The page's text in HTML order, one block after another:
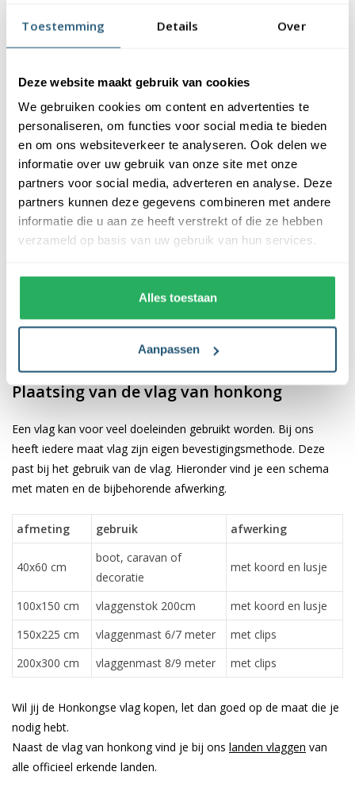
Toestemming Details Over
Deze website maakt gebruik van cookies
We gebruiken cookies om content en advertenties te
personaliseren, om functies voor social media te bieden
en om ons websiteverkeer te analyseren. Ook delen we
informatie over uw gebruik van onze site met onze
partners voor social media, adverteren en analyse. Deze
partners kunnen deze gegevens combineren met andere
informatie die u aan ze heeft verstrekt of die ze hebben
verzameld op basis van uw gebruik van hun services.
Alles toestaan
Aanpassen
afwerking, is uw-werend en kan gewassen worden op maximaal
40 graden. De vlag heeft een gemiddelde levensduur van 3 tot 6
de locatie en weersomstandigheden.
Voordelen van de Honkongse vlag kopen
bij Vlaggen Unie
De Honkongse vlag wordt standaard uit eigen voorraad
geleverd, wat zorgt voor een snelle levering. Ook zijn onze
vlaggen voorzien van een hoogwaardige afwerking. Ze zijn
voorzien van een sterke zoom die vastgezet is met een dubbele
✓ snelle levering uit eigen voorraad
✓ altijd de laagste prijs garantie
✓ scherpe bedrukking en heldere kleuren
Plaatsing van de vlag van honkong
Een vlag kan voor veel doeleinden gebruikt worden. Bij ons
heeft iedere maat vlag zijn eigen bevestigingsmethode. Deze
past bij het gebruik van de vlag. Hieronder vind je een schema
met maten en de bijbehorende afwerking.
afmeting gebruik afwerking
40x60 cm
boot, caravan of
decoratie
met koord en lusje
100x150 cm vlaggenstok 200cm
met koord en lusje
150x225 cm
vlaggenmast 6/7 meter
met clips
200x300 cm
vlaggenmast 8/9 meter met clips
Wil jij de Honkongse vlag kopen, let dan goed op de maat die je
nodig hebt.
Naast de vlag van honkong vind je bij ons landen vlaggen van
alle officieel erkende landen.